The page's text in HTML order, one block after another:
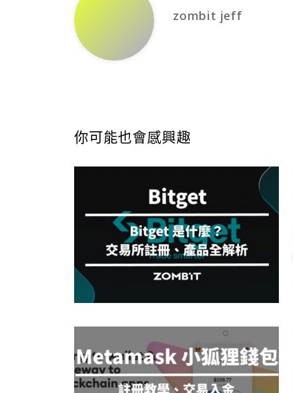
zombit jeff
你可能也會感興趣